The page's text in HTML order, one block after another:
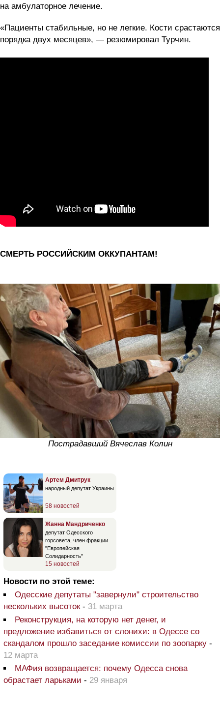
на амбулаторное лечение.
«Пациенты стабильные, но не легкие. Кости срастаются
порядка двух месяцев», — резюмировал Турчин.
СМЕРТЬ РОССИЙСКИМ ОККУПАНТАМ!
Пострадавший Вячеслав Колин
Артем Дмитрук
народный депутат Украины
58 новостей
Жанна Мандриченко
депутат Одесского
горсовета, член фракции
"Европейская
Солидарность"
15 новостей
Новости по этой теме:
Одесские депутаты "завернули" строительство
нескольких высоток - 31 марта
Реконструкция, на которую нет денег, и
предложение избавиться от слонихи: в Одессе со
скандалом прошло заседание комиссии по зоопарку -
12 марта
МАФия возвращается: почему Одесса снова
обрастает ларьками - 29 января